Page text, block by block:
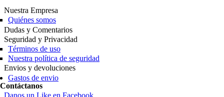
Nuestra Empresa
Quiénes somos
Dudas y Comentarios
Seguridad y Privacidad
Términos de uso
Nuestra política de seguridad
Envios y devoluciones
Gastos de envio
Contáctanos
Danos un Like en Facebook